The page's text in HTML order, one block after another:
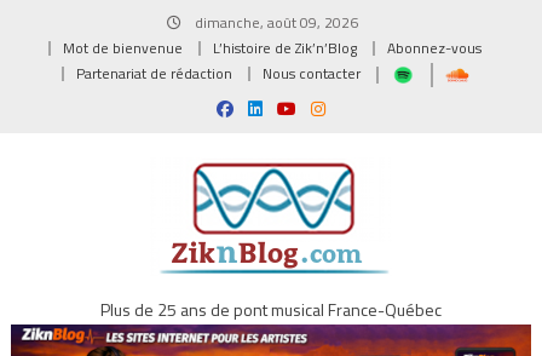
dimanche, août 09, 2026
Mot de bienvenue
L’histoire de Zik’n’Blog
Abonnez-vous
Partenariat de rédaction
Nous contacter
Plus de 25 ans de pont musical France-Québec